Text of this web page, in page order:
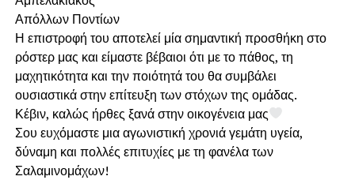
Απόλλων Ποντίων
Η επιστροφή του αποτελεί μία σημαντική προσθήκη στο
ρόστερ μας και είμαστε βέβαιοι ότι με το πάθος, τη
μαχητικότητα και την ποιότητά του θα συμβάλει
ουσιαστικά στην επίτευξη των στόχων της ομάδας.
Κέβιν, καλώς ήρθες ξανά στην οικογένεια μας
Σου ευχόμαστε μια αγωνιστική χρονιά γεμάτη υγεία,
δύναμη και πολλές επιτυχίες με τη φανέλα των
Σαλαμινομάχων!